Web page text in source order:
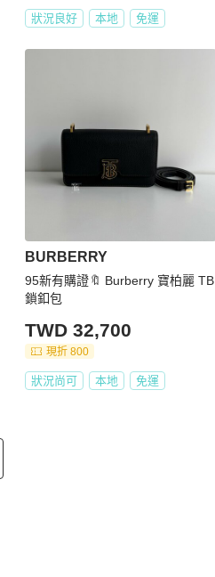
狀況良好 本地 免運
BURBERRY
95新有購證🔖 Burberry 寶柏麗 TB
鎖釦包
TWD 32,700
現折 800
狀況尚可 本地 免運